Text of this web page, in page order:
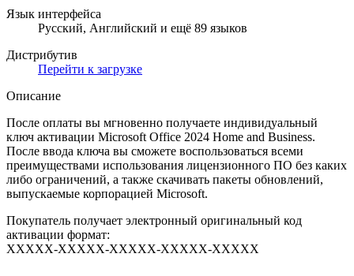
Язык интерфейса
Русский, Английский и ещё 89 языков
Дистрибутив
Перейти к загрузке
Описание
После оплаты вы мгновенно получаете индивидуальный
ключ активации Microsoft Office 2024 Home and Business.
После ввода ключа вы сможете воспользоваться всеми
преимуществами использования лицензионного ПО без каких
либо ограничений, а также скачивать пакеты обновлений,
выпускаемые корпорацией Microsoft.
Покупатель получает электронный оригинальный код
активации формат:
XXXXX-XXXXX-XXXXX-XXXXX-XXXXХ